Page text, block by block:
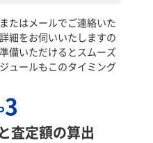
たはメールでご連絡いた
細をお伺いいたしますの
備いただけるとスムーズ
ュールもこのタイミング
3
査定額の算出